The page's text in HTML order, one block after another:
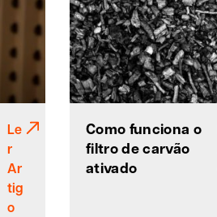
Le
r
Ar
tig
o
Como funciona o
filtro de carvão
ativado